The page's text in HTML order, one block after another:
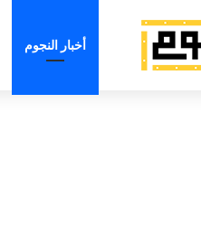
أخبار النجوم